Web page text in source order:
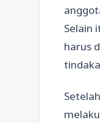
Selain
harus